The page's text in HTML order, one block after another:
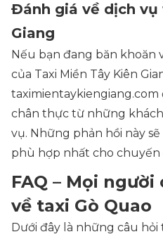
Đánh giá về dịch vụ
Giang
Nếu bạn đang băn khoăn
của Taxi Miền Tây Kiên
taximientaykiengiang.com
chân thực từ những
vụ. Những phản hồi này
phù hợp nhất cho chuyến
FAQ – Mọi
về taxi Gò Quao
Dưới đây là những câu